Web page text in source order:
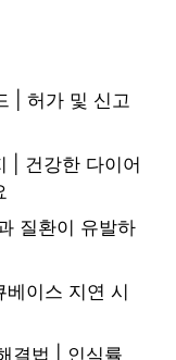
| 허가 및 신고
| 건강한 다이어
질환이 유발하
이스 지연 시
결법 | 인식률